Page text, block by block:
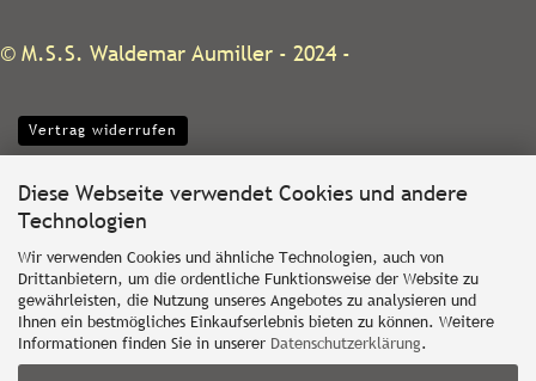
Diese Webseite verwendet Cookies und andere
Technologien
Wir verwenden Cookies und ähnliche Technologien, auch von
Drittanbietern, um die ordentliche Funktionsweise der Website zu
gewährleisten, die Nutzung unseres Angebotes zu analysieren und
Ihnen ein bestmögliches Einkaufserlebnis bieten zu können. Weitere
Informationen finden Sie in unserer Datenschutzerklärung.
© M.S.S. Waldemar Aumiller - 2024 -
Vertrag widerrufen